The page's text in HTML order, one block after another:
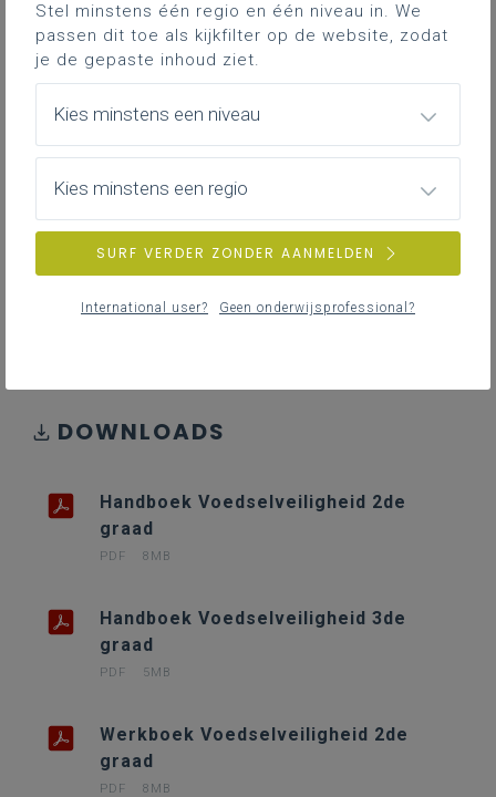
handboeken van voedselveiligheid
gedigitaliseerd heeft? Leraren zijn vrij die
onderdelen uit het werkboek te gebruiken
die zijzelf zinvol en nuttig achten voor hun
Hieronder kan je deze downloaden!
Gekoppelde leerplannen
DOWNLOADS
Handboek Voedselveiligheid 2de
graad
PDF 8MB
Handboek Voedselveiligheid 3de
graad
PDF 5MB
Werkboek Voedselveiligheid 2de
graad
PDF 8MB
Stel minstens één regio en één niveau in. We
passen dit toe als kijkfilter op de website, zodat
je de gepaste inhoud ziet.
Kies minstens een niveau
Kies minstens een regio
SURF VERDER ZONDER AANMELDEN
International user? Geen onderwijsprofessional?